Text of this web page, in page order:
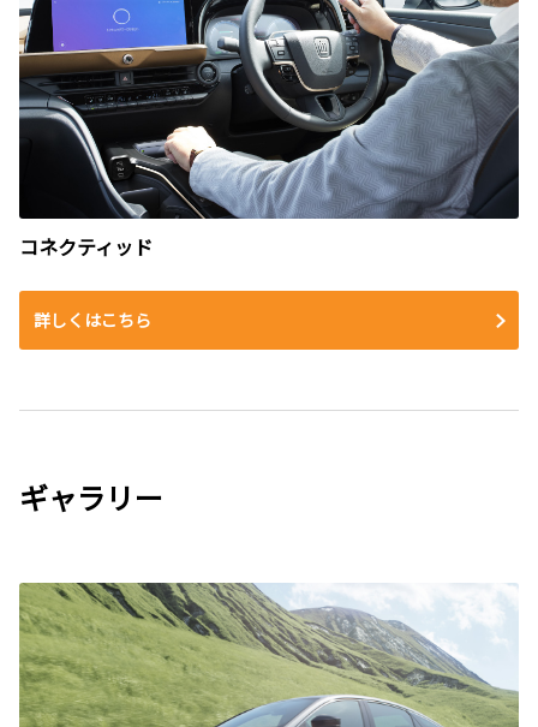
コネクティッド
詳しくはこちら
ギャラリー